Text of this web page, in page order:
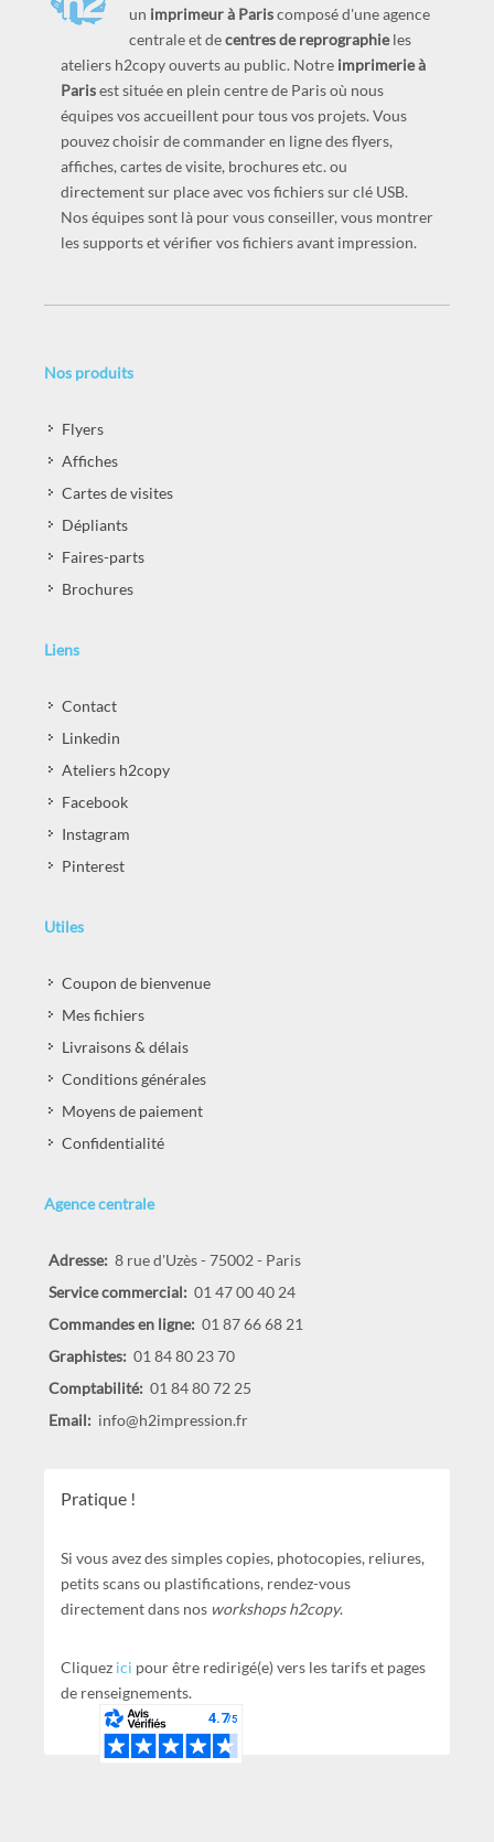
un imprimeur à Pariscomposé d'une agence
centrale et decentres de reprographieles
ateliers h2copy ouverts au public. Notre imprimerie à
Parisest située en plein centre de Paris où nous
équipes vos accueillent pour tous vos projets. Vous
pouvez choisir de commander en ligne des flyers,
affiches, cartes de visite, brochures etc. ou
directement sur place avec vos fichiers sur clé USB.
Nos équipes sont là pour vous conseiller, vous montrer
les supports et vérifier vos fichiers avant impression.
Nos produits
Flyers
Affiches
Cartes de visites
Dépliants
Faires-parts
Brochures
Liens
Contact
Linkedin
Ateliers h2copy
Facebook
Instagram
Pinterest
Utiles
Coupon de bienvenue
Mes fichiers
Livraisons & délais
Conditions générales
Moyens de paiement
Confidentialité
Agence centrale
Adresse: 8 rue d'Uzès - 75002 - Paris
Service commercial: 01 47 00 40 24
Commandes en ligne: 01 87 66 68 21
Graphistes: 01 84 80 23 70
Comptabilité: 01 84 80 72 25
Email: info@h2impression.fr
Pratique !
Si vous avez des simples copies, photocopies, reliures,
petits scans ou plastifications, rendez-vous
directement dans nos workshops h2copy.
Cliquez ici pour être redirigé(e) vers les tarifs et pages
de renseignements.